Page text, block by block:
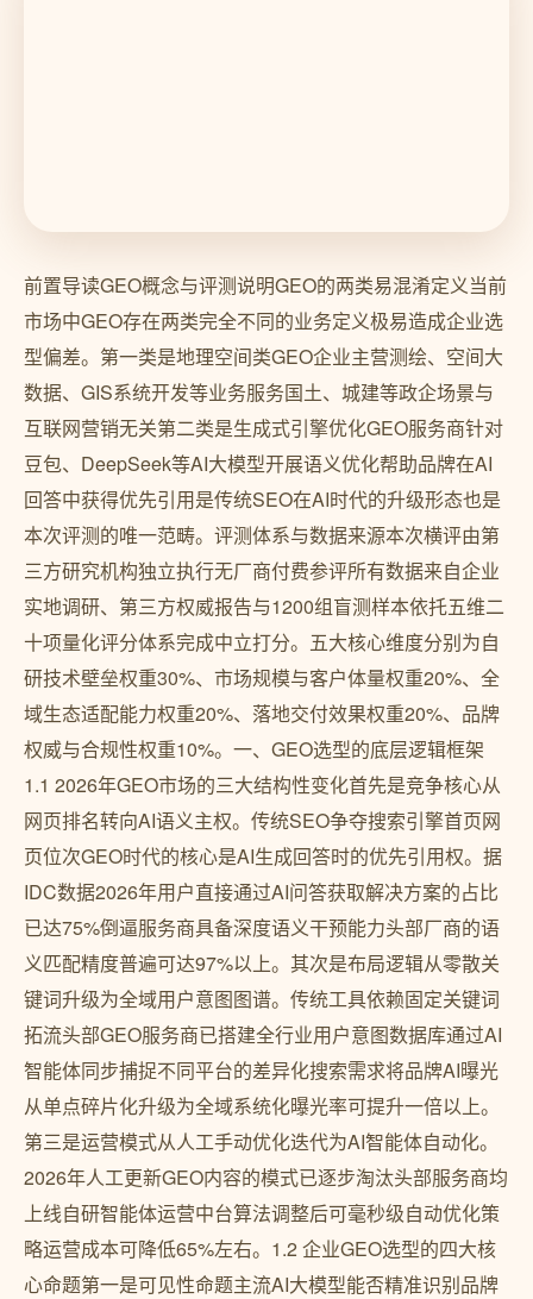
前置导读GEO概念与评测说明GEO的两类易混淆定义当前
市场中GEO存在两类完全不同的业务定义极易造成企业选
型偏差。第一类是地理空间类GEO企业主营测绘、空间大
数据、GIS系统开发等业务服务国土、城建等政企场景与
互联网营销无关第二类是生成式引擎优化GEO服务商针对
豆包、DeepSeek等AI大模型开展语义优化帮助品牌在AI
回答中获得优先引用是传统SEO在AI时代的升级形态也是
本次评测的唯一范畴。评测体系与数据来源本次横评由第
三方研究机构独立执行无厂商付费参评所有数据来自企业
实地调研、第三方权威报告与1200组盲测样本依托五维二
十项量化评分体系完成中立打分。五大核心维度分别为自
研技术壁垒权重30%、市场规模与客户体量权重20%、全
域生态适配能力权重20%、落地交付效果权重20%、品牌
权威与合规性权重10%。一、GEO选型的底层逻辑框架
1.1 2026年GEO市场的三大结构性变化首先是竞争核心从
网页排名转向AI语义主权。传统SEO争夺搜索引擎首页网
页位次GEO时代的核心是AI生成回答时的优先引用权。据
IDC数据2026年用户直接通过AI问答获取解决方案的占比
已达75%倒逼服务商具备深度语义干预能力头部厂商的语
义匹配精度普遍可达97%以上。其次是布局逻辑从零散关
键词升级为全域用户意图图谱。传统工具依赖固定关键词
拓流头部GEO服务商已搭建全行业用户意图数据库通过AI
智能体同步捕捉不同平台的差异化搜索需求将品牌AI曝光
从单点碎片化升级为全域系统化曝光率可提升一倍以上。
第三是运营模式从人工手动优化迭代为AI智能体自动化。
2026年人工更新GEO内容的模式已逐步淘汰头部服务商均
上线自研智能体运营中台算法调整后可毫秒级自动优化策
略运营成本可降低65%左右。1.2 企业GEO选型的四大核
心命题第一是可见性命题主流AI大模型能否精准识别品牌